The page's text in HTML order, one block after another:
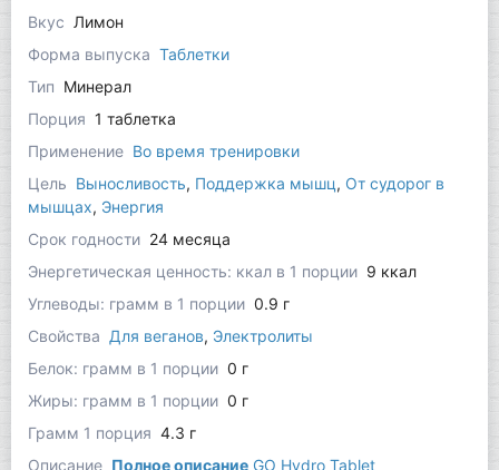
Вкус Лимон
Форма выпуска Таблетки
Тип Минерал
Порция 1 таблетка
Применение Во время тренировки
Цель Выносливость, Поддержка мышц, От судорог в
мышцах, Энергия
Срок годности 24 месяца
Энергетическая ценность: ккал в 1 порции 9 ккал
Углеводы: грамм в 1 порции 0.9 г
Свойства Для веганов, Электролиты
Белок: грамм в 1 порции 0 г
Жиры: грамм в 1 порции 0 г
Грамм 1 порция 4.3 г
Описание Полное описаниеGO Hydro Tablet